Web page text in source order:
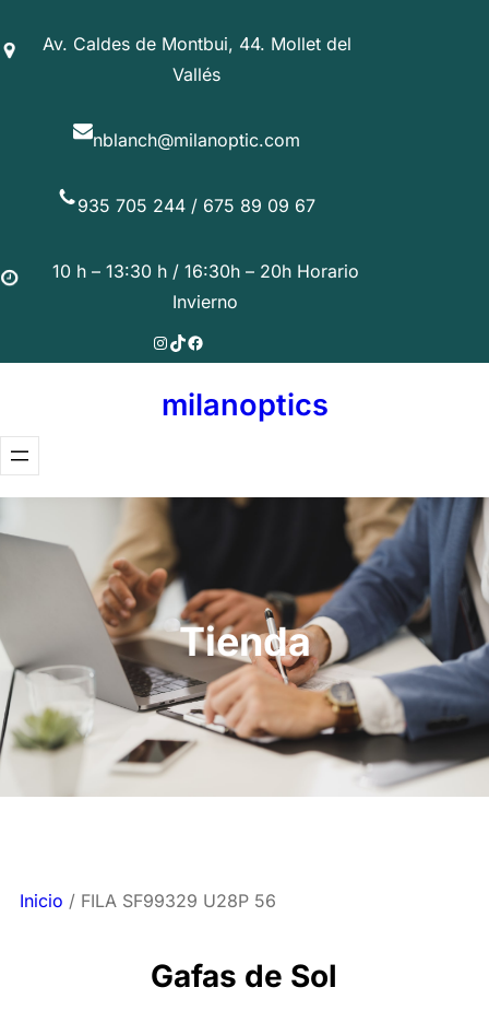
Av. Caldes de Montbui, 44. Mollet del
Vallés
nblanch@milanoptic.com
935 705 244 / 675 89 09 67
10 h – 13:30 h / 16:30h – 20h Horario
Invierno
Instagram
TikTok
Facebook
milanoptics
Tienda
Inicio / FILA SF99329 U28P 56
Gafas de Sol